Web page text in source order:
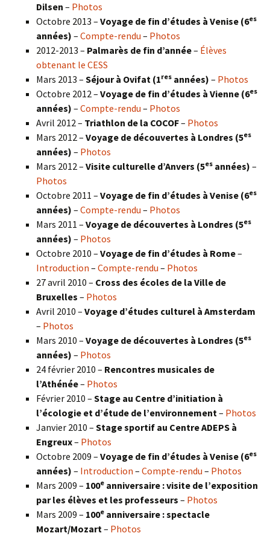
Dilsen – Photos
Octobre 2013 – Voyage de fin d’études à Venise (6es
années) – Compte-rendu – Photos
2012-2013 – Palmarès de fin d’année– Élèves
obtenant le CESS
Mars 2013 – Séjour à Ovifat (1res années) – Photos
Octobre 2012 – Voyage de fin d’études à Vienne (6es
années) – Compte-rendu – Photos
Avril 2012 – Triathlon de la COCOF– Photos
Mars 2012 – Voyage de découvertes à Londres (5es
années) – Photos
Mars 2012 – Visite culturelle d’Anvers (5es années) –
Photos
Octobre 2011 – Voyage de fin d’études à Venise (6es
années) – Compte-rendu – Photos
Mars 2011 – Voyage de découvertes à Londres (5es
années) – Photos
Octobre 2010 – Voyage de fin d’études à Rome–
Introduction – Compte-rendu – Photos
27 avril 2010 – Cross des écoles de la Ville de
Bruxelles – Photos
Avril 2010 – Voyage d’études culturel à Amsterdam
– Photos
Mars 2010 – Voyage de découvertes à Londres (5es
années) – Photos
24 février 2010 – Rencontres musicales de
l’Athénée– Photos
Février 2010 – Stage au Centre d’initiation à
l’écologie et d’étude de l’environnement– Photos
Janvier 2010 – Stage sportif au Centre ADEPS à
Engreux– Photos
Octobre 2009 – Voyage de fin d’études à Venise (6es
années) – Introduction – Compte-rendu – Photos
Mars 2009 – 100e anniversaire : visite de l’exposition
par les élèves et les professeurs – Photos
Mars 2009 – 100e anniversaire : spectacle
Mozart/Mozart– Photos